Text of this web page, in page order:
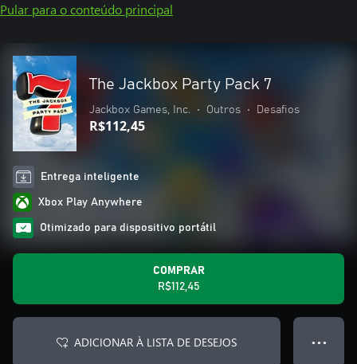
Pular para o conteúdo principal
The Jackbox Party Pack 7
Jackbox Games, Inc. • Outros • Desafios
R$112,45
Entrega inteligente
Xbox Play Anywhere
Otimizado para dispositivo portátil
COMPRAR
R$112,45
ADICIONAR À LISTA DE DESEJOS ● ● ●